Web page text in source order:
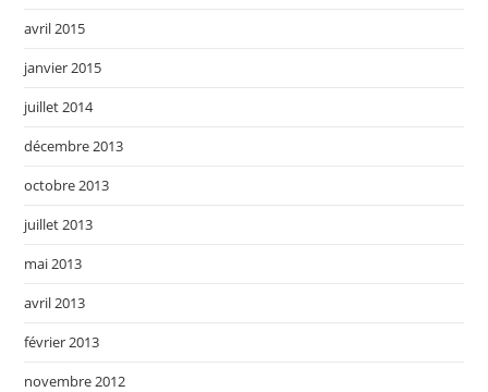
avril 2015
janvier 2015
juillet 2014
décembre 2013
octobre 2013
juillet 2013
mai 2013
avril 2013
février 2013
novembre 2012